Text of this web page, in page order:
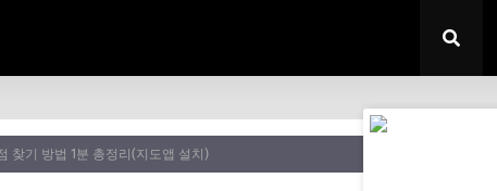
찾기 방법 1분 총정리(지도앱 설치)